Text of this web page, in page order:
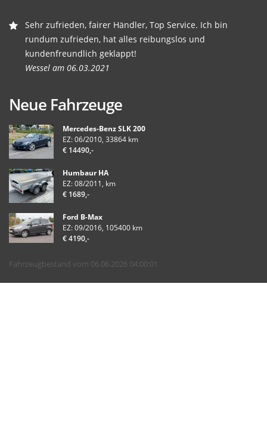
Sehr zufrieden, fairer Händler, Top Service. Ich bin
rundum zufrieden, hat alles reibungslos und
kundenfreundlich geklappt!
Wessel am 06.03.2021
Neue Fahrzeuge
Mercedes-Benz SLK 200
EZ: 06/2010, 33864 km
€ 14490,-
Humbaur HA
EZ: 08/2011, km
€ 1689,-
Ford B-Max
EZ: 09/2016, 105400 km
€ 4190,-
Fahrzeugbestand vom 06.06.2026 04:00:01